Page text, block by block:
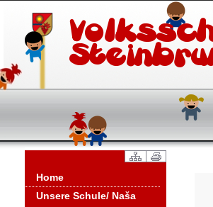
Home
Unsere Schule/ Naša